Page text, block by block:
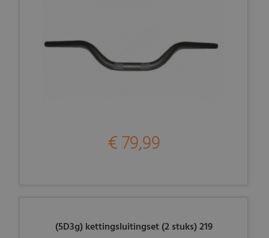
€ 79,99
(5D3g) kettingsluitingset (2 stuks) 219